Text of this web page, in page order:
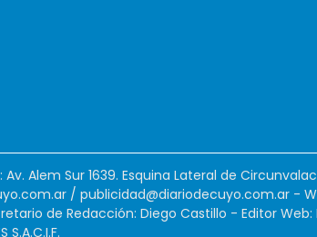
Alem Sur 1639. Esquina Lateral de
/ publicidad@diariodecuyo.com.ar -
de Redacción: Diego Castillo - Editor